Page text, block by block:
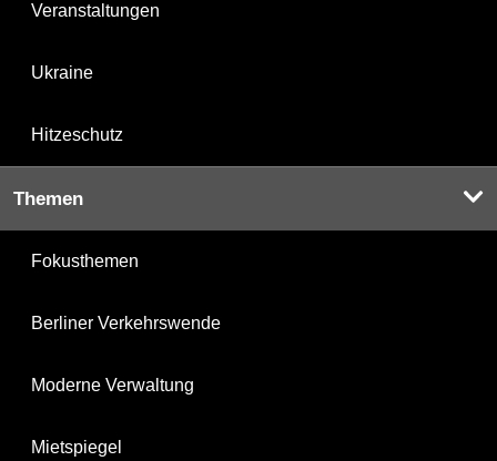
Veranstaltungen
Ukraine
Hitzeschutz
Themen
Fokusthemen
Berliner Verkehrswende
Moderne Verwaltung
Mietspiegel